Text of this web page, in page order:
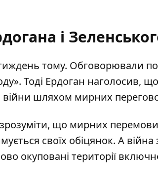
і
тому. Обговорювали
Тоді Ердоган наголосив,
шляхом мирних
що мирних
своїх обіцянок. А
окуповані території